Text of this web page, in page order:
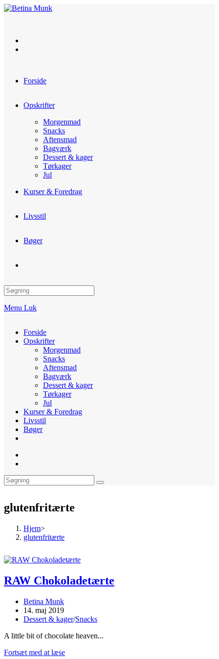
Skip
Forside
Opskrifter
Morgenmad
Snacks
Aftensmad
Bagværk
Dessert & kager
Tørkager
Jul
Kurser & Foredrag
Livsstil
Bøger
website
search
Menu Luk
Forside
Opskrifter
Morgenmad
Snacks
Aftensmad
Bagværk
Dessert & kager
Tørkager
Jul
Kurser & Foredrag
Livsstil
Bøger
glutenfritærte
Hjem>
glutenfritærte
RAW Chokoladetærte
Post
author:
Betina Munk
Post
published:
14. maj 2019
Post
Dessert & kager/Snacks
A little bit of chocolate heaven...
Fortsæt med at læseRAW